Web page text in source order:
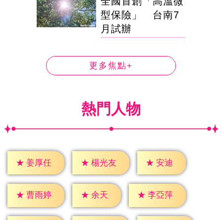
型保險」 台南7
月試辦
更多焦點+
熱門人物
★ 姜厚任 ★ 楊光友 ★ 安迪
★ 曹雨婷 ★ 余天 ★ 李亞萍